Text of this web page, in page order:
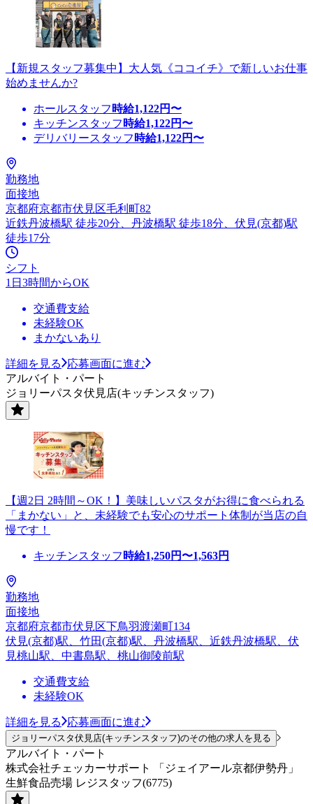
【新規スタッフ募集中】大人気《ココイチ》で新しいお仕事
始めませんか?
ホールスタッフ 時給1,122円〜
キッチンスタッフ 時給1,122円〜
デリバリースタッフ 時給1,122円〜
勤務地
面接地
京都府京都市伏見区毛利町82
近鉄丹波橋駅 徒歩20分、丹波橋駅 徒歩18分、伏見(京都)駅
徒歩17分
シフト
1日3時間からOK
交通費支給
未経験OK
まかないあり
詳細を見る
応募画面に進む
アルバイト・パート
ジョリーパスタ伏見店(キッチンスタッフ)
【週2日 2時間～OK！】美味しいパスタがお得に食べられる
「まかない」と、未経験でも安心のサポート体制が当店の自
慢です！
キッチンスタッフ 時給1,250円〜1,563円
勤務地
面接地
京都府京都市伏見区下鳥羽渡瀬町134
伏見(京都)駅、竹田(京都)駅、丹波橋駅、近鉄丹波橋駅、伏
見桃山駅、中書島駅、桃山御陵前駅
交通費支給
未経験OK
詳細を見る 応募画面に進む
ジョリーパスタ伏見店(キッチンスタッフ)のその他の求人を見る
アルバイト・パート
株式会社チェッカーサポート 「ジェイアール京都伊勢丹」
生鮮食品売場 レジスタッフ(6775)